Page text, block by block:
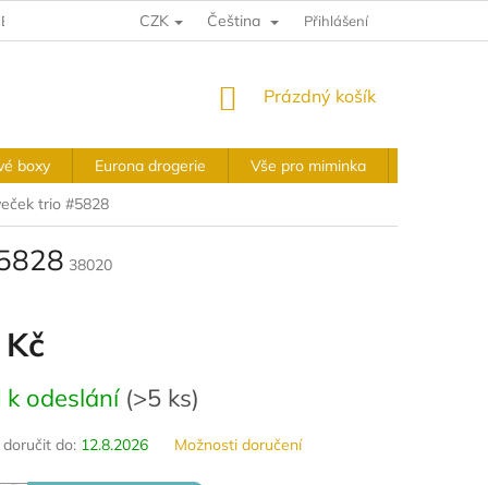
A VRÁCENÍ VÝKUPNÍ PODMÍNKY OBCHODNÍ PODMÍNKY
CZK Čeština Přihlášení
NÁKUPNÍ
Prázdný košík
boxy Eurona drogerie Vše pro miminka
trio #5828
38020
k odeslání (>5 ks)
do: 12.8.2026 Možnosti doručení